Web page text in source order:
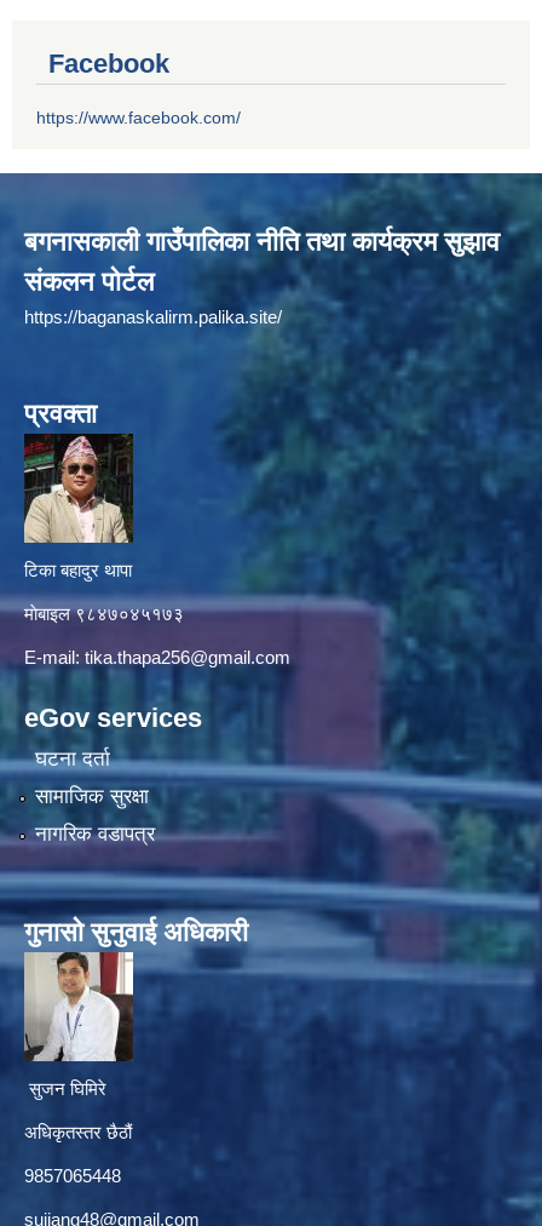
Facebook
https://www.facebook.com/
बगनासकाली गाउँपालिका नीति तथा कार्यक्रम सुझाव
संकलन पोर्टल
https://baganaskalirm.palika.site/
प्रवक्ता
टिका बहादुर थापा
माे‍बाइल ९८४७०४५१७३
E-mail: tika.thapa256@gmail.com
eGov services
घटना दर्ता
सामाजिक सुरक्षा
नागरिक वडापत्र
गुनासाे सुनुवाई अधिकारी
सुजन घिमिरे
अधिकृतस्तर छैठौं‌
9857065448
sujjang48@gmail.com